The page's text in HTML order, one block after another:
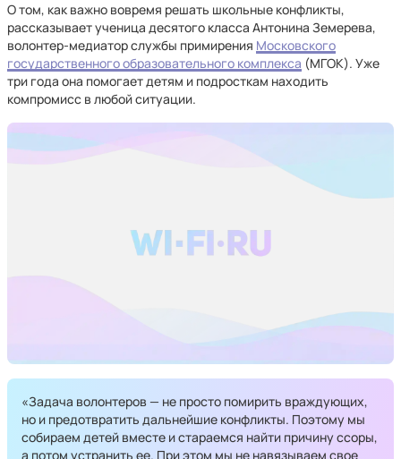
О том, как важно вовремя решать школьные конфликты,
рассказывает ученица десятого класса Антонина Земерева,
волонтер-медиатор службы примирения Московского
государственного образовательного комплекса (МГОК). Уже
три года она помогает детям и подросткам находить
компромисс в любой ситуации.
«Задача волонтеров — не просто помирить враждующих,
но и предотвратить дальнейшие конфликты. Поэтому мы
собираем детей вместе и стараемся найти причину ссоры,
а потом устранить ее. При этом мы не навязываем свое